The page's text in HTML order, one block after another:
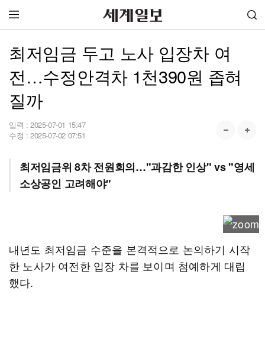
최저임금 두고 노사 입장차 여
전…수정안격차 1천390원 좁혀
질까
입력 : 2025-07-01 15:47
수정 : 2025-07-02 07:51
최저임금위 8차 전원회의…"과감한 인상" vs "영세
소상공인 고려해야"
내년도 최저임금 수준을 본격적으로 논의하기 시작
한 노사가 여전한 입장 차를 보이며 첨예하게 대립
했다.